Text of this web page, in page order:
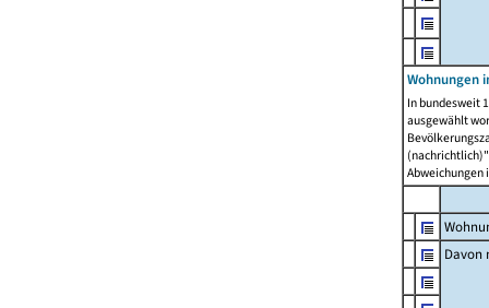
Wohnungen
In bundesweit
ausgewählt
Abweichungen
Davon